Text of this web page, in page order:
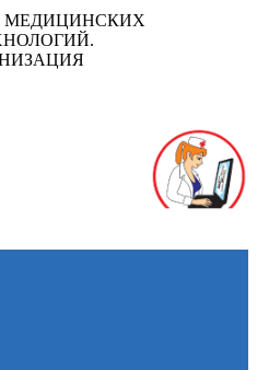
МЕДИЦИНСКИХ